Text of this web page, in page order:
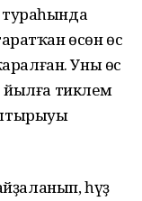
тураһында
өсөн өс
Уны өс
йылға тиклем
һүҙ